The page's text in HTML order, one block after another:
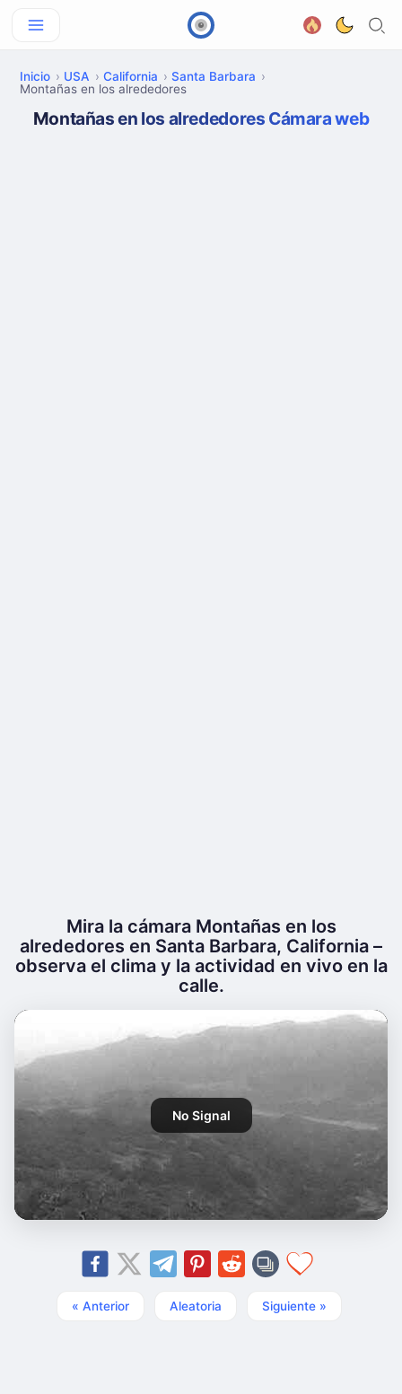
Inicio USA California
Santa Barbara
Montañas en los alrededores
Montañas en los alrededores Cámara web
Mira la cámara Montañas en los
alrededores en Santa Barbara, California –
observa el clima y la actividad en vivo en la
calle.
No Signal
« Anterior Aleatoria Siguiente »